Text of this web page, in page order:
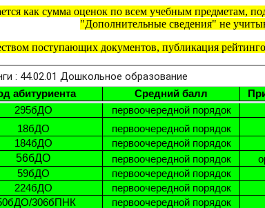
как сумма оценок по всем учебным предметам,
"Дополнительные сведения" не
поступающих документов, публикация